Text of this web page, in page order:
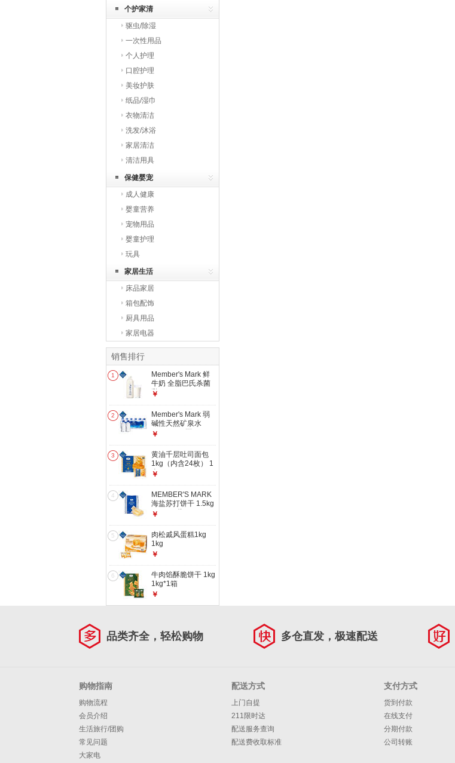
个护家清
驱虫/除湿
一次性用品
个人护理
口腔护理
美妆护肤
纸品/湿巾
衣物清洁
洗发/沐浴
家居清洁
清洁用具
保健婴宠
成人健康
婴童营养
宠物用品
婴童护理
玩具
家居生活
床品家居
箱包配饰
厨具用品
家居电器
销售排行
1
Member's Mark 鲜
牛奶 全脂巴氏杀菌
乳 2L 2L
￥
2
Member's Mark 弱
碱性天然矿泉水
300mL*24瓶
￥
3
黄油千层吐司面包
1kg（内含24枚） 1
盒
￥
4
MEMBER'S MARK
海盐苏打饼干 1.5kg
1.5kg*1袋
￥
5
肉松戚风蛋糕1kg
1kg
￥
6
牛肉馅酥脆饼干 1kg
1kg*1箱
￥
品类齐全，轻松购物 多仓直发，极速配送
购物指南
购物流程
会员介绍
生活旅行/团购
常见问题
大家电
配送方式
上门自提
211限时达
配送服务查询
配送费收取标准
支付方式
货到付款
在线支付
分期付款
公司转账